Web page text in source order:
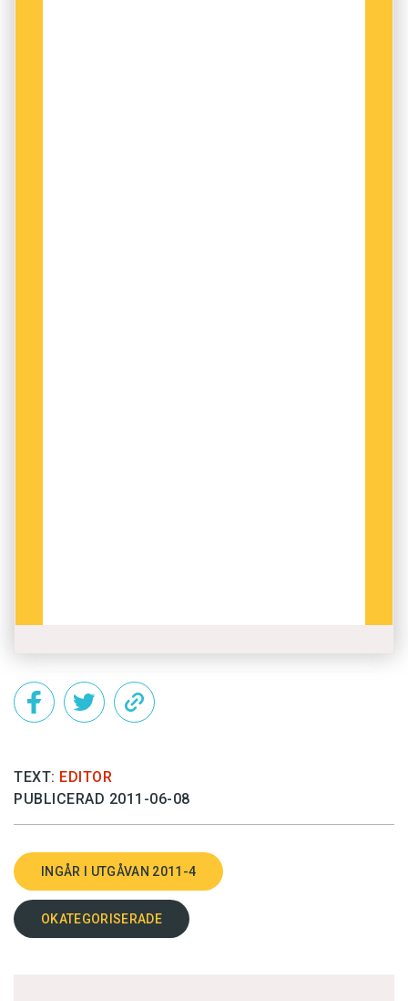
TEXT: EDITOR
PUBLICERAD 2011-06-08
INGÅR I UTGÅVAN 2011-4
OKATEGORISERADE